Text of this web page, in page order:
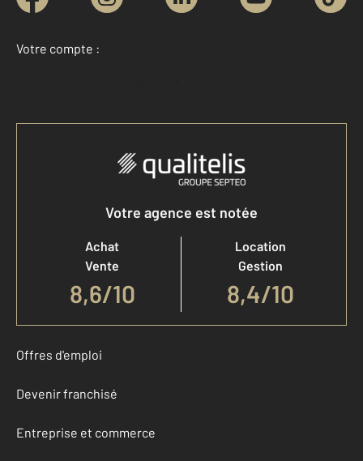
Votre compte :
Accéder à mon compte
Votre agence est notée
Achat
Vente
8,6/10
Location
Gestion
8,4/10
Offres d'emploi
Devenir franchisé
Entreprise et commerce